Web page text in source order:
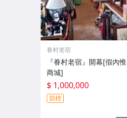
眷村老宿
『眷村老宿』開幕[假內惟
商城]
$ 1,000,000
競標